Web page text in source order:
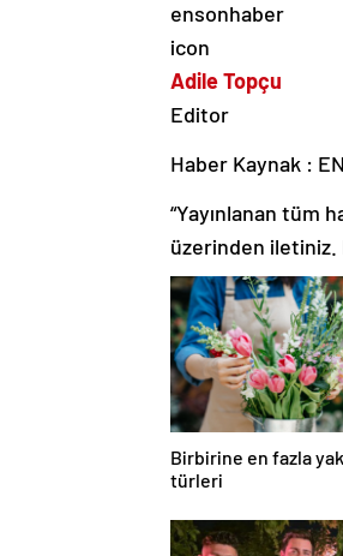
Adile Topçu
Editor
Haber Kaynak :
“Yayınlanan tüm
üzerinden iletiniz.
Birbirine en fazla
türleri